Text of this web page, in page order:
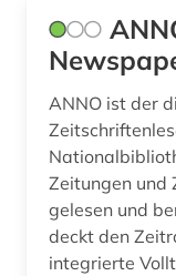
ANNO ist der
Zeitungen und
gelesen und
deckt den
integrierte